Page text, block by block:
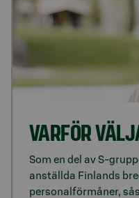
VARFÖR
Som en del av S-
anställda Finlands
personalförmåner,